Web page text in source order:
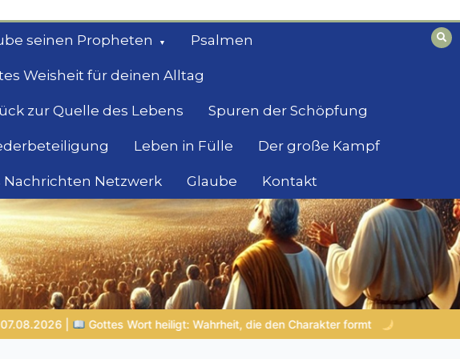
seinen Propheten Psalmen
Weisheit für deinen Alltag
zur Quelle des Lebens Spuren der Schöpfung
Leben in Fülle Der große Kampf
Nachrichten Netzwerk Glaube Kontakt
den Charakter formt NOCH WACH? | 06.08.2026 | Das Größte, was du